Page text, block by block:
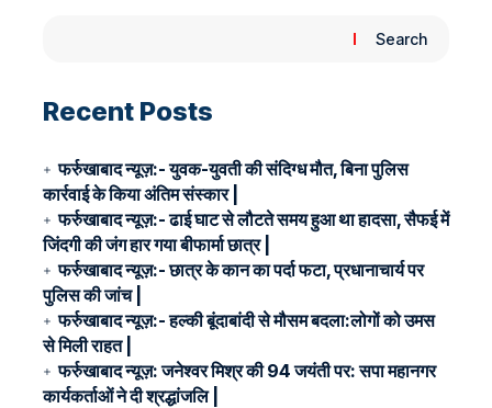
Search
Recent Posts
फर्रुखाबाद न्यूज़:- युवक-युवती की संदिग्ध मौत, बिना पुलिस
कार्रवाई के किया अंतिम संस्कार |
फर्रुखाबाद न्यूज़:- ढाई घाट से लौटते समय हुआ था हादसा, सैफई में
जिंदगी की जंग हार गया बीफार्मा छात्र |
फर्रुखाबाद न्यूज़:- छात्र के कान का पर्दा फटा, प्रधानाचार्य पर
पुलिस की जांच |
फर्रुखाबाद न्यूज़:- हल्की बूंदाबांदी से मौसम बदला:लोगों को उमस
से मिली राहत |
फर्रुखाबाद न्यूज़: जनेश्वर मिश्र की 94 जयंती पर: सपा महानगर
कार्यकर्ताओं ने दी श्रद्धांजलि |